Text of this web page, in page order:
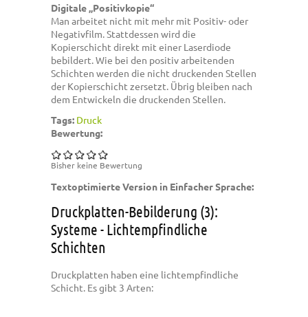
Digitale „Positivkopie“
Man arbeitet nicht mit mehr mit Positiv- oder
Negativfilm. Stattdessen wird die
Kopierschicht direkt mit einer Laserdiode
bebildert. Wie bei den positiv arbeitenden
Schichten werden die nicht druckenden Stellen
der Kopierschicht zersetzt. Übrig bleiben nach
dem Entwickeln die druckenden Stellen.
Tags: Druck
Bewertung:
Bisher keine Bewertung
Textoptimierte Version in Einfacher Sprache:
Druckplatten-Bebilderung (3):
Systeme - Lichtempfindliche
Schichten
Druckplatten haben eine lichtempfindliche
Schicht. Es gibt 3 Arten: